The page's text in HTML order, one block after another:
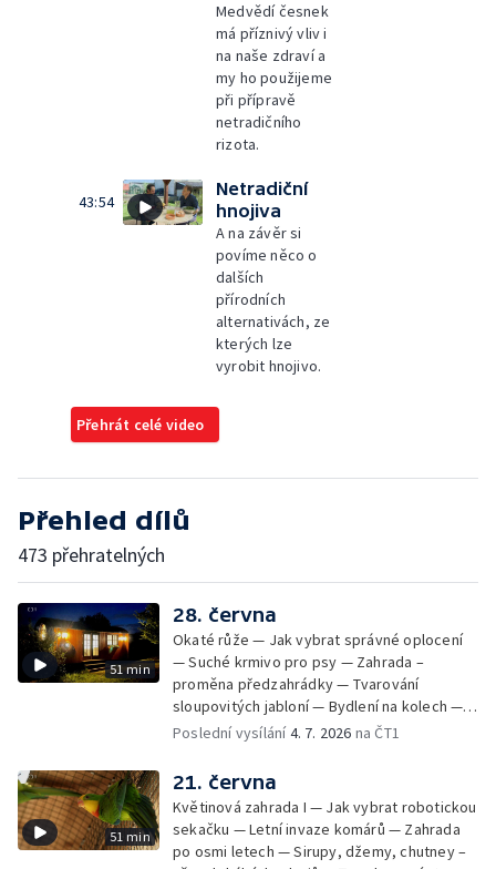
Medvědí česnek
má příznivý vliv i
na naše zdraví a
my ho použijeme
při přípravě
netradičního
rizota.
43:54
Netradiční
hnojiva
A na závěr si
povíme něco o
dalších
přírodních
alternativách, ze
kterých lze
vyrobit hnojivo.
Přehrát celé video
Přehled dílů
473 přehratelných
51 min
28. června
Okaté růže — Jak vybrat správné oplocení
— Suché krmivo pro psy — Zahrada –
proměna předzahrádky — Tvarování
sloupovitých jabloní — Bydlení na kolech —
Svída japonská — Tropy v zahradě —
Poslední vysílání4. 7. 2026 na ČT1
51 min
21. června
Květinová zahrada I — Jak vybrat robotickou
sekačku — Letní invaze komárů — Zahrada
po osmi letech — Sirupy, džemy, chutney –